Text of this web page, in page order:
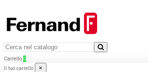
Carrello 0
Il tuo carrello
×